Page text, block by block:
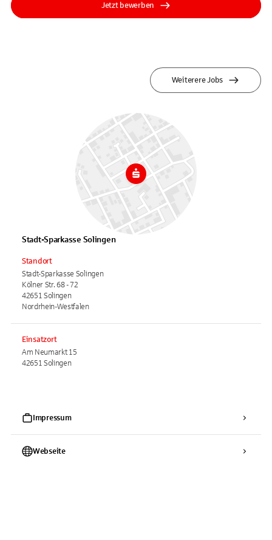
Jetzt bewerben
Weiterere Jobs
Stadt-Sparkasse Solingen
Standort
Stadt-Sparkasse Solingen
Kölner Str. 68 - 72
42651 Solingen
Nordrhein-Westfalen
Einsatzort
Am Neumarkt 15
42651 Solingen
Impressum
Webseite